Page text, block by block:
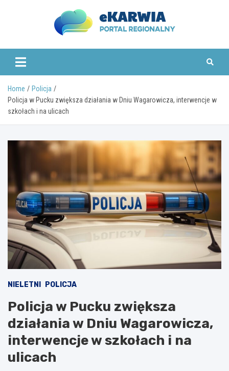
www.ekarwia.pl
Home
Policja
Policja w Pucku zwiększa działania w Dniu Wagarowicza, interwencje w
szkołach i na ulicach
NIELETNI POLICJA
Policja w Pucku zwiększa
działania w Dniu Wagarowicza,
interwencje w szkołach i na
ulicach